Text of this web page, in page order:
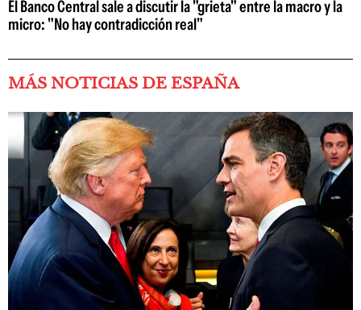
El Banco Central sale a discutir la "grieta" entre la macro y la
micro: "No hay contradicción real"
MÁS NOTICIAS DE ESPAÑA